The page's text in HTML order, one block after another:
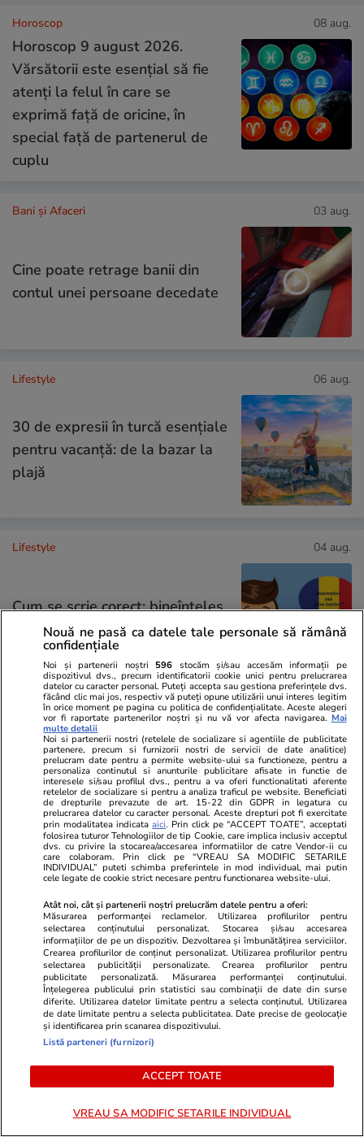
Horoscop 08 aug.
Horoscop 9 august 2026.
Vărsătorii este esențial să fie
atenți la felul în care se
exprimă față de oricine, în
special față de partenerul de
cuplu
Bani și Afaceri 03 aug.
Cine poate retrage banii din
contul unei persoane decedate
Lifestyle 06 aug.
30 de expresii în turcă esențiale
pentru vacanță: de la bazar la
plajă
Lifestyle 04 aug.
Cum se scrie corect: bineînțeles
sau bine înțeles
Știri România 08 aug.
Doi germani salvați de pe cel
mai mare perete stâncos din
România, unde au rămas blocați
și au sunat la 112
Știri România 08 aug.
Au fost scufundate în Dunăre și
ultimele două barje: 4
împingătoare de mare putere
au ajutat la operațiune
Două barje au fost scufundate
operațiune de 11 ore.
Nouă ne pasă ca datele tale personale să rămână
confidențiale
Noi și partenerii noștri 596 stocăm și/sau accesăm informații pe
dispozitivul dvs., precum identificatorii cookie unici pentru prelucrarea
datelor cu caracter personal. Puteți accepta sau gestiona preferințele dvs.
făcând clic mai jos, respectiv vă puteți opune utilizării unui interes legitim
în orice moment pe pagina cu politica de confidențialitate. Aceste alegeri
vor fi raportate partenerilor noștri și nu vă vor afecta navigarea. Mai
multe detalii
Noi si partenerii nostri (retelele de socializare si agentiile de publicitate
partenere, precum si furnizorii nostri de servicii de date analitice)
prelucram date pentru a permite website-ului sa functioneze, pentru a
personaliza continutul si anunturile publicitare afisate in functie de
interesele si/sau profilul dvs., pentru a va oferi functionalitati aferente
retelelor de socializare si pentru a analiza traficul pe website. Beneficiati
de drepturile prevazute de art. 15-22 din GDPR in legatura cu
prelucrarea datelor cu caracter personal. Aceste drepturi pot fi exercitate
prin modalitatea indicataaici. Prin click pe “ACCEPT TOATE”, acceptati
folosirea tuturor Tehnologiilor de tip Cookie, care implica inclusiv acceptul
dvs. cu privire la stocarea/accesarea informatiilor de catre Vendor-ii cu
care colaboram. Prin click pe “VREAU SA MODIFIC SETARILE
INDIVIDUAL” puteti schimba preferintele in mod individual, mai putin
cele legate de cookie strict necesare pentru functionarea website-ului.
Atât noi, cât și partenerii noștri prelucrăm datele pentru a oferi:
Măsurarea performanței reclamelor. Utilizarea profilurilor pentru
selectarea conținutului personalizat. Stocarea și/sau accesarea
informațiilor de pe un dispozitiv. Dezvoltarea și îmbunătățirea serviciilor.
Crearea profilurilor de conținut personalizat. Utilizarea profilurilor pentru
selectarea publicității personalizate. Crearea profilurilor pentru
publicitate personalizată. Măsurarea performanței conținutului.
Înțelegerea publicului prin statistici sau combinații de date din surse
diferite. Utilizarea datelor limitate pentru a selecta conținutul. Utilizarea
de date limitate pentru a selecta publicitatea. Date precise de geolocație
și identificarea prin scanarea dispozitivului.
Listă parteneri (furnizori)
ACCEPT TOATE
VREAU SA MODIFIC SETARILE INDIVIDUAL